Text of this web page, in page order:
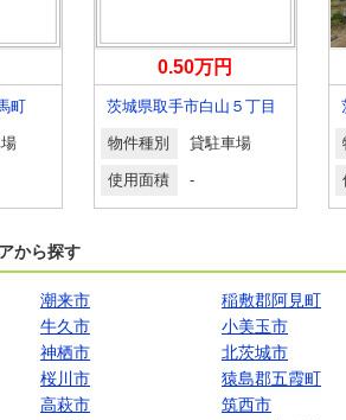
町
0.50万円
茨城県取手市白山５丁目
物件種別 貸駐車場
使用面積 -
から探す
潮来市 稲敷郡阿見町
牛久市 小美玉市
神栖市 北茨城市
桜川市 猿島郡五霞町
高萩市 筑西市